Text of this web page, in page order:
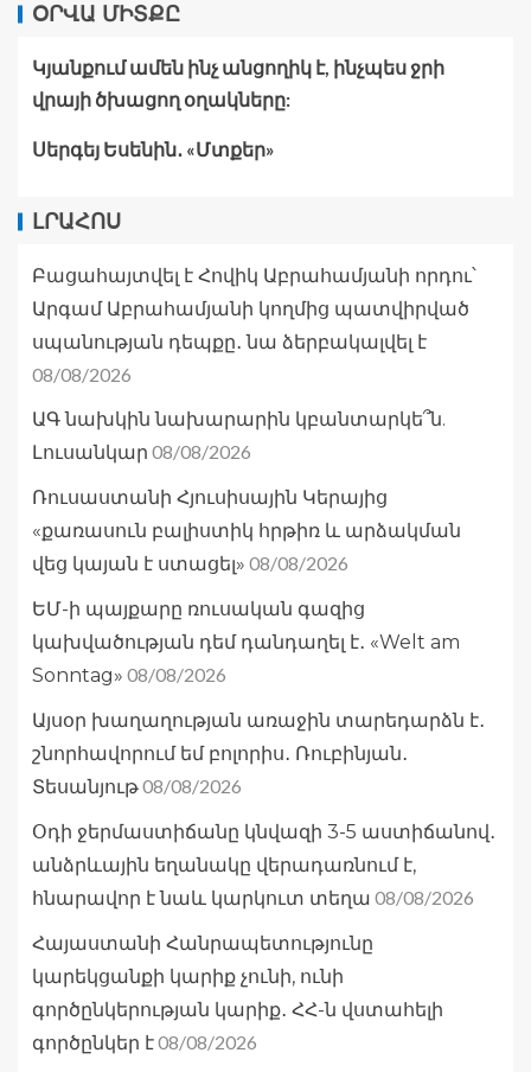
ՕՐՎԱ ՄԻՏՔԸ
Կյանքում ամեն ինչ անցողիկ է, ինչպես ջրի
վրայի ծխացող օղակները:
Սերգեյ Եսենին․ «Մտքեր»
ԼՐԱՀՈՍ
Բացահայտվել է Հովիկ Աբրահամյանի որդու՝
Արգամ Աբրահամյանի կողմից պատվիրված
սպանության դեպքը․ նա ձերբակալվել է
08/08/2026
ԱԳ նախկին նախարարին կբանտարկե՞ն.
Լուսանկար 08/08/2026
Ռուսաստանի Հյուսիսային Կերայից
«քառասուն բալիստիկ հրթիռ և արձակման
վեց կայան է ստացել» 08/08/2026
ԵՄ-ի պայքարը ռուսական գազից
կախվածության դեմ դանդաղել է․ «Welt am
Sonntag» 08/08/2026
Այսօր խաղաղության առաջին տարեդարձն է․
շնորհավորում եմ բոլորիս․ Ռուբինյան․
Տեսանյութ08/08/2026
Օդի ջերմաստիճանը կնվազի 3-5 աստիճանով․
անձրևային եղանակը վերադառնում է,
հնարավոր է նաև կարկուտ տեղա 08/08/2026
Հայաստանի Հանրապետությունը
կարեկցանքի կարիք չունի, ունի
գործընկերության կարիք․ ՀՀ-ն վստահելի
գործընկեր է08/08/2026